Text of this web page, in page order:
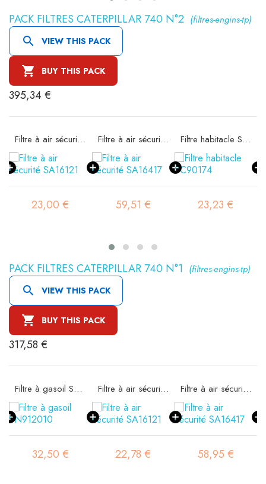
PACK FILTRES CATERPILLAR 740 N°2 (filtres-engins-tp)
 VIEW THIS PACK
 BUY THIS PACK
395,34 €
Filtre à air sécurité SA16121
23,00 €
Filtre à air sécurité SA16417
59,51 €
Filtre habitacle SC90174
23,23 €
PACK FILTRES CATERPILLAR 740 N°1 (filtres-engins-tp)
 VIEW THIS PACK
 BUY THIS PACK
317,58 €
Filtre à gasoil SN912010
32,50 €
Filtre à air sécurité SA16121
22,78 €
Filtre à air sécurité SA16417
58,95 €